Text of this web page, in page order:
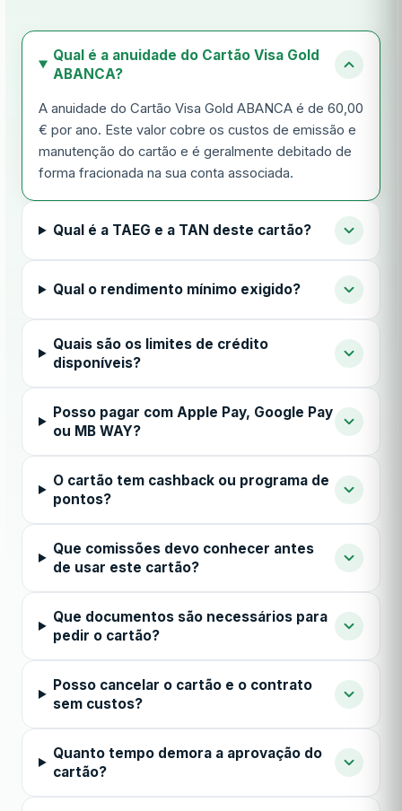
Qual é a anuidade do Cartão Visa Gold
ABANCA?
A anuidade do Cartão Visa Gold ABANCA é de 60,00
€ por ano. Este valor cobre os custos de emissão e
manutenção do cartão e é geralmente debitado de
forma fracionada na sua conta associada.
Qual é a TAEG e a TAN deste cartão?
Qual o rendimento mínimo exigido?
Quais são os limites de crédito
disponíveis?
Posso pagar com Apple Pay, Google Pay
ou MB WAY?
O cartão tem cashback ou programa de
pontos?
Que comissões devo conhecer antes
de usar este cartão?
Que documentos são necessários para
pedir o cartão?
Posso cancelar o cartão e o contrato
sem custos?
Quanto tempo demora a aprovação do
cartão?